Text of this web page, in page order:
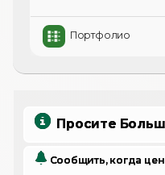
Портфолио
Просите
Сообщить, когда